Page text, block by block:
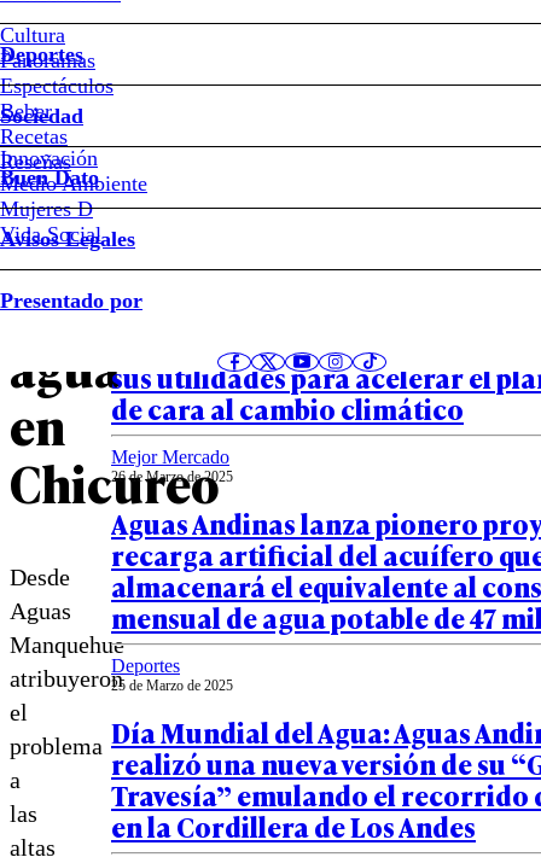
Cultura
Panoramas
Espectáculos
Beber
Recetas
Reseñas
Deportes
Sociedad
Innovación
Medio Ambiente
Mujeres D
Vida Social
Buen Dato
Avisos Legales
Presentado por
Alertan
de
nuevos
cortes
de
agua
en
Chicureo
Desde
Aguas
Manquehue
atribuyeron
el
problema
a
las
altas
Notas relacionadas
26 de Marzo de 2025
Aguas Andinas propone
sus utilidades para acelerar el
de cara al cambio climático
Mejor Mercado
26 de Marzo de 2025
Aguas Andinas lanza pionero
recarga artificial del acuífero
almacenará el equivalente al
mensual de agua potable de 47
Deportes
25 de Marzo de 2025
Día Mundial del Agua: Aguas
realizó una nueva versión de su
Travesía” emulando el recorrido
en la Cordillera de Los Andes